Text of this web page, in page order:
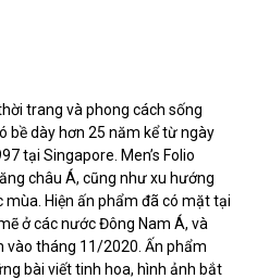
trang và phong cách sống
bề dày hơn 25 năm kể từ ngày
tại Singapore. Men’s Folio
châu Á, cũng như xu hướng
Hiện ấn phẩm đã có mặt tại
ở các nước Đông Nam Á, và
vào tháng 11/2020. Ấn phẩm
bài viết tinh hoa, hình ảnh bắt